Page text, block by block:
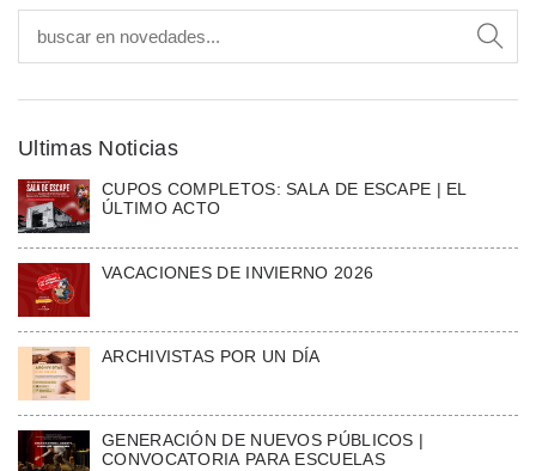
Ultimas Noticias
CUPOS COMPLETOS: SALA DE ESCAPE | EL
ÚLTIMO ACTO
VACACIONES DE INVIERNO 2026
ARCHIVISTAS POR UN DÍA
GENERACIÓN DE NUEVOS PÚBLICOS |
CONVOCATORIA PARA ESCUELAS